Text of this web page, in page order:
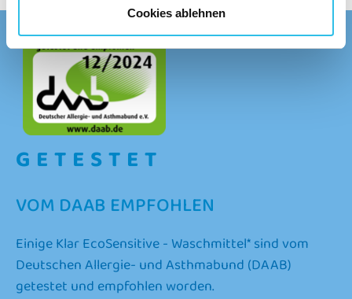
Cookies ablehnen
Show larger version
GETESTET
VOM DAAB EMPFOHLEN
Einige Klar EcoSensitive - Waschmittel* sind vom
Deutschen Allergie- und Asthmabund (DAAB)
getestet und empfohlen worden.